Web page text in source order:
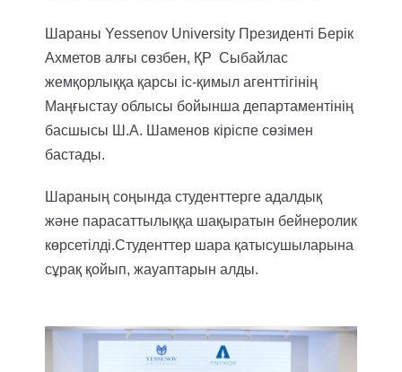
Шараны Yessenov University Президенті Берік
Ахметов алғы сөзбен, ҚР Сыбайлас
жемқорлыққа қарсы іс-қимыл агенттігінің
Маңғыстау облысы бойынша департаментінің
басшысы Ш.А. Шаменов кіріспе сөзімен
бастады.
Шараның соңында студенттерге адалдық
және парасаттылыққа шақыратын бейнеролик
көрсетілді.Студенттер шара қатысушыларына
сұрақ қойып, жауаптарын алды.